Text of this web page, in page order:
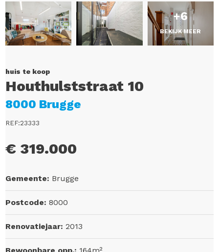
+6
BEKIJK MEER
huis te koop
Houthulststraat 10
8000 Brugge
REF:23333
€ 319.000
Gemeente: Brugge
Postcode:8000
Renovatiejaar:2013